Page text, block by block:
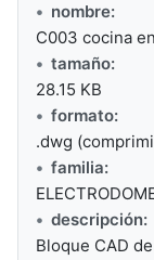
nombre:
C003 cocina
tamaño:
28.15 KB
formato:
.dwg
familia:
descripción:
Bloque CAD